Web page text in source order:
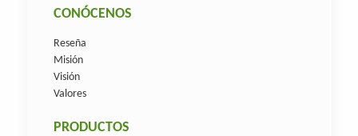
CONÓCENOS
Reseña
Misión
Visión
Valores
PRODUCTOS